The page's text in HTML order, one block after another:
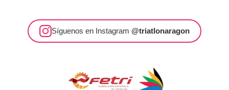
Síguenos en Instagram @triatlonaragon